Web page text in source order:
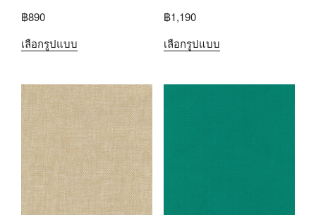
฿890
เลือกรูปแบบ
฿1,190
เลือกรูปแบบ